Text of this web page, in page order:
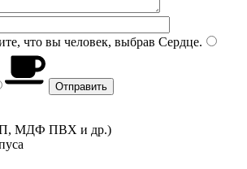
что вы человек, выбрав Сердце.
МДФ ПВХ и др.)